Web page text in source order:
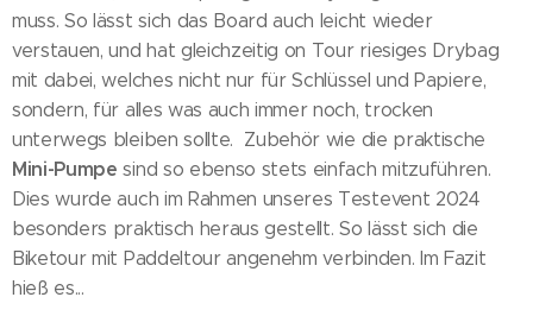
muss. So lässt sich das Board auch leicht wieder
verstauen, und hat gleichzeitig on Tour riesiges Drybag
mit dabei, welches nicht nur für Schlüssel und Papiere,
sondern, für alles was auch immer noch, trocken
unterwegs bleiben sollte. Zubehör wie die praktische
Mini-Pumpe sind so ebenso stets einfach mitzuführen.
Dies wurde auch im Rahmen unseres Testevent 2024
besonders praktisch heraus gestellt. So lässt sich die
Biketour mit Paddeltour angenehm verbinden. Im Fazit
hieß es...